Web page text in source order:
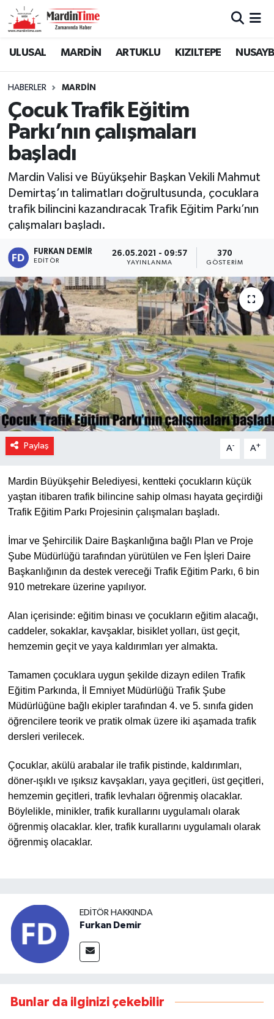
ULUSAL MARDİN ARTUKLU KIZILTEPE
HABERLER MARDİN
Çocuk Trafik Eğitim
Parkı’nın çalışmaları
başladı
Mardin Valisi ve Büyükşehir Başkan Vekili Mahmut
Demirtaş’ın talimatları doğrultusunda, çocuklara
trafik bilincini kazandıracak Trafik Eğitim Parkı’nın
çalışmaları başladı.
FURKAN DEMIR
EDITÖR
26.05.2021 - 09:57
YAYINLANMA
370
GÖSTERIM
Paylaş A- A+
Mardin Büyükşehir Belediyesi, kentteki çocukların küçük
yaştan itibaren trafik bilincine sahip olması hayata geçirdiği
Trafik Eğitim Parkı Projesinin çalışmaları başladı.
İmar ve Şehircilik Daire Başkanlığına bağlı Plan ve Proje
Şube Müdürlüğü tarafından yürütülen ve Fen İşleri Daire
Başkanlığının da destek vereceği Trafik Eğitim Parkı, 6 bin
910 metrekare üzerine yapılıyor.
Alan içerisinde: eğitim binası ve çocukların eğitim alacağı,
caddeler, sokaklar, kavşaklar, bisiklet yolları, üst geçit,
hemzemin geçit ve yaya kaldırımları yer almakta.
Tamamen çocuklara uygun şekilde dizayn edilen Trafik
Eğitim Parkında, İl Emniyet Müdürlüğü Trafik Şube
Müdürlüğüne bağlı ekipler tarafından 4. ve 5. sınıfa giden
öğrencilere teorik ve pratik olmak üzere iki aşamada trafik
dersleri verilecek.
Çocuklar, akülü arabalar ile trafik pistinde, kaldırımları,
döner-ışıklı ve ışıksız kavşakları, yaya geçitleri, üst geçitleri,
hemzemin geçitleri, trafik levhaları öğrenmiş olacaklar.
Böylelikle, minikler, trafik kurallarını uygulamalı olarak
öğrenmiş olacaklar. kler, trafik kurallarını uygulamalı olarak
öğrenmiş olacaklar.
EDITÖR HAKKINDA
Furkan Demir
Bunlar da ilginizi çekebilir
Mardin Nöbetçi Eczaneler
Mardin Namaz Vakitleri
Mardin Trafik Yoğunluk Haritası
Süper Lig Puan Durumu ve Fikstür
Tüm Manşetler
Son Dakika Haberleri
Haber Arşivi